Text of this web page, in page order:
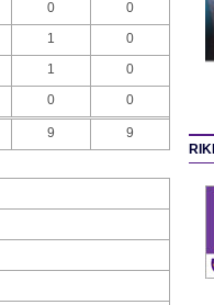
0
0
1 0
1 0
0 0
9 9